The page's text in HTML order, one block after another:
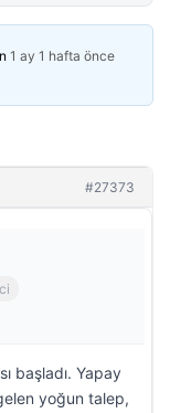
1 ay 1 hafta önce
#27373
başladı. Yapay
yoğun talep,